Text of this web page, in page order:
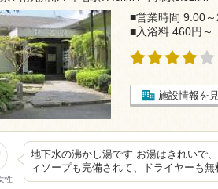
■営業時間 9:00
■入浴料 460円～
施設情報を
性
地下水の沸かし湯です お湯はきれいで
ィソープも完備されて、ドライヤーも